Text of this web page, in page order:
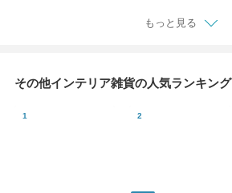
もっと見る
その他インテリア雑貨の人気ランキング